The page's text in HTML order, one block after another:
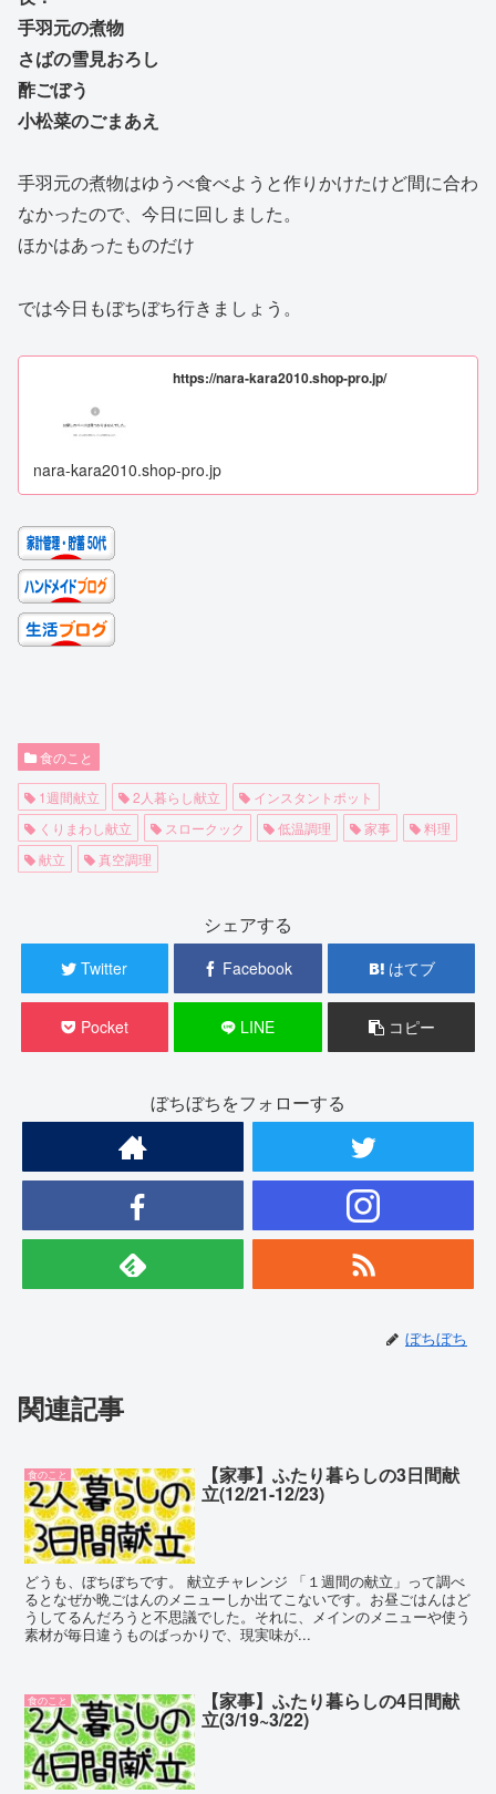
手羽元の煮物
さばの雪見おろし
酢ごぼう
小松菜のごまあえ
手羽元の煮物はゆうべ食べようと作りかけたけど間に合わ
なかったので、今日に回しました。
ほかはあったものだけ
では今日もぼちぼち行きましょう。
https://nara-kara2010.shop-pro.jp/
nara-kara2010.shop-pro.jp
食のこと
1週間献立 2人暮らし献立
インスタントポット
くりまわし献立
スロークック 低温調理 家事
料理
献立
真空調理
シェアする
Twitter Facebook はてブ
Pocket LINE コピー
ぼちぼちをフォローする
ぼちぼち
関連記事
食のこと 【家事】ふたり暮らしの3日間献
立(12/21-12/23)
どうも、ぼちぼちです。 献立チャレンジ 「１週間の献立」って調べ
るとなぜか晩ごはんのメニューしか出てこないです。お昼ごはんはど
うしてるんだろうと不思議でした。それに、メインのメニューや使う
素材が毎日違うものばっかりで、現実味が...
食のこと 【家事】ふたり暮らしの4日間献
立(3/19~3/22)